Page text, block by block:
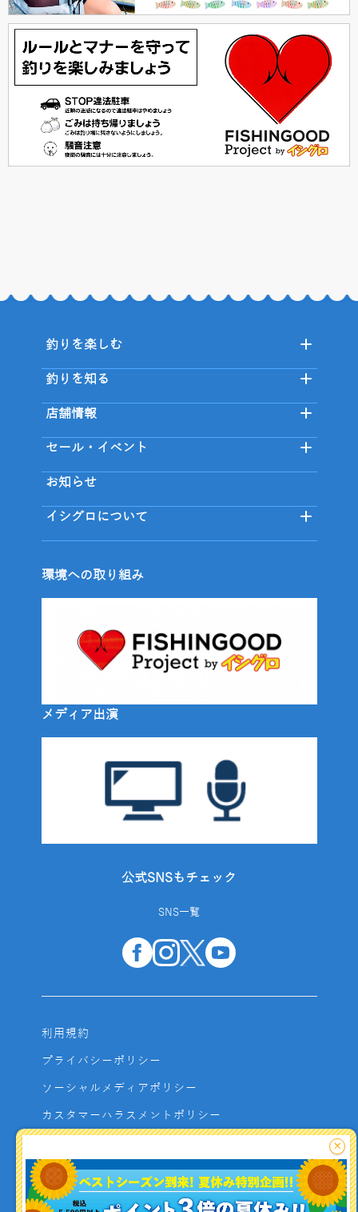
釣りを楽しむ
釣りを知る
店舗情報
セール・イベント
お知らせ
イシグロについて
環境への取り組み
メディア出演
公式SNSもチェック
SNS一覧
利用規約
プライバシーポリシー
ソーシャルメディアポリシー
カスタマーハラスメントポリシー
よくあるご質問
お問い合わせ
×